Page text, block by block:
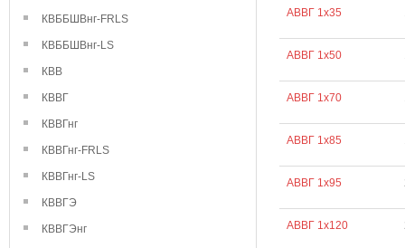
КВББШВнг-FRLS
КВББШВнг-LS
КВВ
КВВГ
КВВГнг
КВВГнг-FRLS
КВВГнг-LS
КВВГЭ
КВВГЭнг
АВВГ 1х35
АВВГ 1х50
АВВГ 1х70
АВВГ 1х85
АВВГ 1х95
АВВГ 1х120